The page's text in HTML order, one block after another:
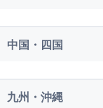
中国・四国
九州・沖縄